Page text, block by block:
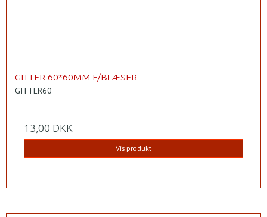
GITTER 60*60MM F/BLÆSER
GITTER60
13,00 DKK
Vis produkt